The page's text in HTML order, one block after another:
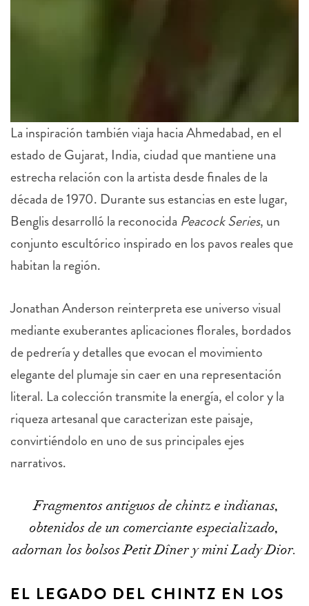
La inspiración también viaja hacia Ahmedabad, en el
estado de Gujarat, India, ciudad que mantiene una
estrecha relación con la artista desde finales de la
década de 1970. Durante sus estancias en este lugar,
Benglis desarrolló la reconocida Peacock Series, un
conjunto escultórico inspirado en los pavos reales que
habitan la región.
Jonathan Anderson reinterpreta ese universo visual
mediante exuberantes aplicaciones florales, bordados
de pedrería y detalles que evocan el movimiento
elegante del plumaje sin caer en una representación
literal. La colección transmite la energía, el color y la
riqueza artesanal que caracterizan este paisaje,
convirtiéndolo en uno de sus principales ejes
narrativos.
Fragmentos antiguos de chintz e indianas,
obtenidos de un comerciante especializado,
adornan los bolsos Petit Dîner y mini Lady Dior.
EL LEGADO DEL CHINTZ EN LOS